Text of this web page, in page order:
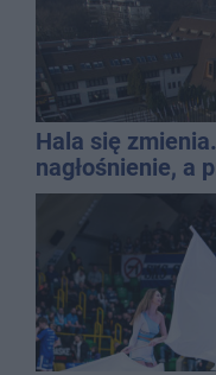
Hala się
nagłośnienie, a
QEMETICA